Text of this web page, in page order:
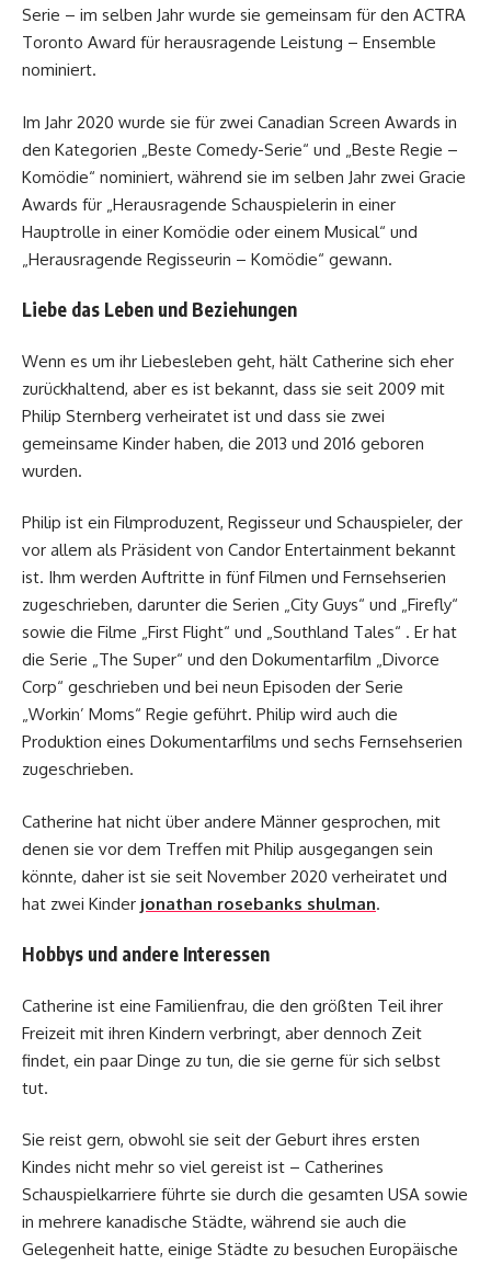
Serie – im selben Jahr wurde sie gemeinsam für den ACTRA
Toronto Award für herausragende Leistung – Ensemble
nominiert.
Im Jahr 2020 wurde sie für zwei Canadian Screen Awards in
den Kategorien „Beste Comedy-Serie“ und „Beste Regie –
Komödie“ nominiert, während sie im selben Jahr zwei Gracie
Awards für „Herausragende Schauspielerin in einer
Hauptrolle in einer Komödie oder einem Musical“ und
„Herausragende Regisseurin – Komödie“ gewann.
Liebe das Leben und Beziehungen
Wenn es um ihr Liebesleben geht, hält Catherine sich eher
zurückhaltend, aber es ist bekannt, dass sie seit 2009 mit
Philip Sternberg verheiratet ist und dass sie zwei
gemeinsame Kinder haben, die 2013 und 2016 geboren
wurden.
Philip ist ein Filmproduzent, Regisseur und Schauspieler, der
vor allem als Präsident von Candor Entertainment bekannt
ist. Ihm werden Auftritte in fünf Filmen und Fernsehserien
zugeschrieben, darunter die Serien „City Guys“ und „Firefly“
sowie die Filme „First Flight“ und „Southland Tales“ . Er hat
die Serie „The Super“ und den Dokumentarfilm „Divorce
Corp“ geschrieben und bei neun Episoden der Serie
„Workin’ Moms“ Regie geführt. Philip wird auch die
Produktion eines Dokumentarfilms und sechs Fernsehserien
zugeschrieben.
Catherine hat nicht über andere Männer gesprochen, mit
denen sie vor dem Treffen mit Philip ausgegangen sein
könnte, daher ist sie seit November 2020 verheiratet und
hat zwei Kinder jonathan rosebanks shulman.
Hobbys und andere Interessen
Catherine ist eine Familienfrau, die den größten Teil ihrer
Freizeit mit ihren Kindern verbringt, aber dennoch Zeit
findet, ein paar Dinge zu tun, die sie gerne für sich selbst
tut.
Sie reist gern, obwohl sie seit der Geburt ihres ersten
Kindes nicht mehr so ​​viel gereist ist – Catherines
Schauspielkarriere führte sie durch die gesamten USA sowie
in mehrere kanadische Städte, während sie auch die
Gelegenheit hatte, einige Städte zu besuchen Europäische